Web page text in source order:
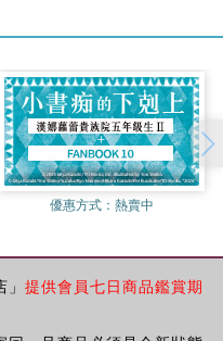
內閣」的文章，提出她如
要實施的新政策。不知那
閣、施政方針。如同癡人
年前寫出了「我的內
首次在眾議院贏得三分之
首相，還成為有史以來贏
。她父親是汽車公司的普
境，敢於戰鬥並勝利。員
會議員後抱怨官場太難
。像現任國防大臣的小泉
相。安倍首相更典型，他
岸信介、外叔祖父佐藤榮
首相。高市早苗的丈夫山
八屆眾議員，父親和祖父
生的兒子山本建現任福井
個日本汽車公司的職員，
一個再普通不過的平民家
個弟弟，一家四口都靠父
。而恰恰是這種平民家
優惠方式： 熱賣中
提供會員七日商品鑑賞期